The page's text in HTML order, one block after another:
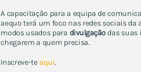
A capacitação para a equipa de
aequo terá um foco nas redes sociais da
modos usados para divulgaçãodas suas
chegarem a quem precisa.
Inscreve-te aqui.